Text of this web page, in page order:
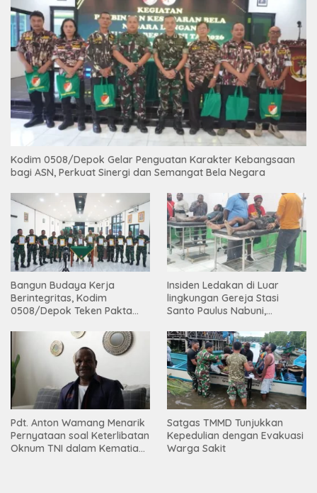
Kodim 0508/Depok Gelar Penguatan Karakter Kebangsaan
bagi ASN, Perkuat Sinergi dan Semangat Bela Negara
Bangun Budaya Kerja
Berintegritas, Kodim
0508/Depok Teken Pakta
Insiden Ledakan di Luar
lingkungan Gereja Stasi
Santo Paulus Nabuni,
Pdt. Anton Wamang Menarik
Pernyataan soal Keterlibatan
Oknum TNI dalam Kematian
Satgas TMMD Tunjukkan
Kepedulian dengan Evakuasi
Warga Sakit